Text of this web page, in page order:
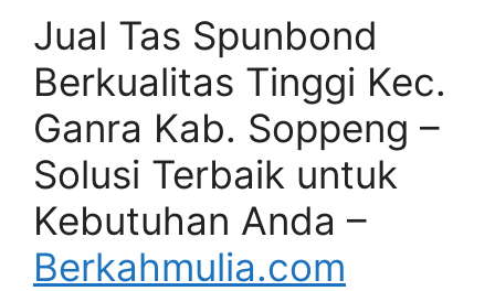
Jual Tas Spunbond
Berkualitas Tinggi Kec.
Ganra Kab. Soppeng –
Solusi Terbaik untuk
Kebutuhan Anda –
Berkahmulia.com